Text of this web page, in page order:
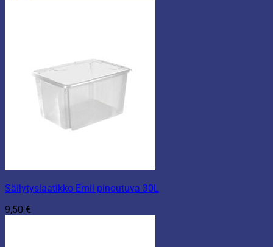
Säilytyslaatikko Emil pinoutuva 30L
9,50 €